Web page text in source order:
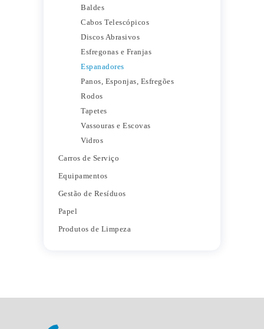
Baldes
Cabos Telescópicos
Discos Abrasivos
Esfregonas e Franjas
Espanadores
Panos, Esponjas, Esfregões
Rodos
Tapetes
Vassouras e Escovas
Vidros
Carros de Serviço
Equipamentos
Gestão de Resíduos
Papel
Produtos de Limpeza